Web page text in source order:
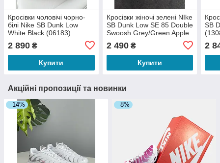
Кросівки чоловічі чорно-
білі Nike SB Dunk Low
White Black (06183)
2 890 ₴
Купити
Кросівки жіночі зелені NIke
SB Dunk Low SE 85 Double
Swoosh Grey/Green Apple
2 490₴
Купити
SB
2
Акційні пропозиції та новинки
–14% –8%